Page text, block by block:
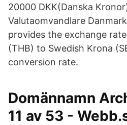
20000 DKK(Danska
Valutaomvandlare
provides the exchange
(THB) to Swedish Krona
conversion rate.
Domännamn
11 av 53 -